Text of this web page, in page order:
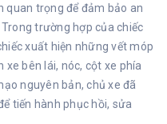
quan trọng để đảm bảo an
trường hợp của chiếc
xuất hiện những vết móp
xe bên lái, nóc, cột xe phía
nguyên bản, chủ xe đã
tiến hành phục hồi, sửa